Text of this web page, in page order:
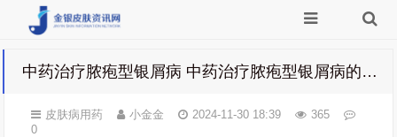
中药治疗脓疱型银屑病 中药治疗脓疱型银屑病的方子
皮肤病用药 小金金 2024-11-30 18:39
365
0